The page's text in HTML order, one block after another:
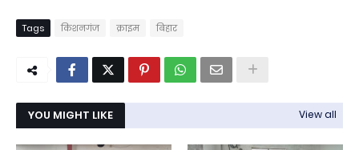
Tags किशनगंज क्राइम बिहार
YOU MIGHT LIKE View all